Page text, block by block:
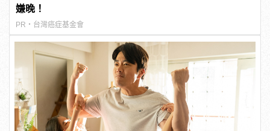
嫌晚！
PR・台灣癌症基金會